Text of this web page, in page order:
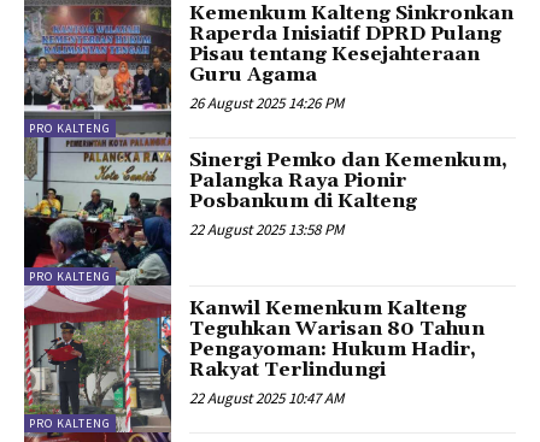
PRO KALTENG
Kemenkum Kalteng Sinkronkan
Raperda Inisiatif DPRD Pulang
Pisau tentang Kesejahteraan
Guru Agama
26 August 2025 14:26 PM
PRO KALTENG
Sinergi Pemko dan Kemenkum,
Palangka Raya Pionir
Posbankum di Kalteng
22 August 2025 13:58 PM
PRO KALTENG
Kanwil Kemenkum Kalteng
Teguhkan Warisan 80 Tahun
Pengayoman: Hukum Hadir,
Rakyat Terlindungi
22 August 2025 10:47 AM